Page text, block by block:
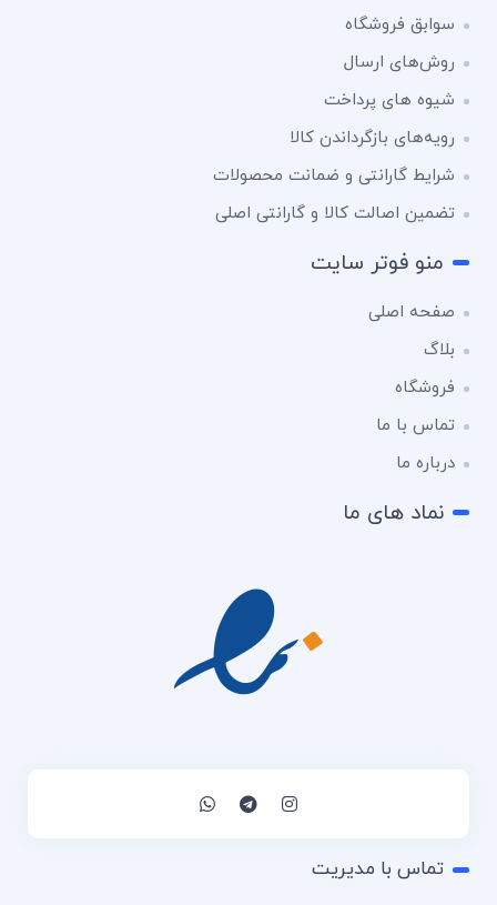
سوابق فروشگاه
روش‌های ارسال
شیوه های پرداخت
رویه‌های بازگرداندن کالا
شرایط گارانتی و ضمانت محصولات
تضمین اصالت کالا و گارانتی اصلی
منو فوتر سایت
صفحه اصلی
بلاگ
فروشگاه
تماس با ما
درباره ما
نماد های ما
تماس با مدیریت